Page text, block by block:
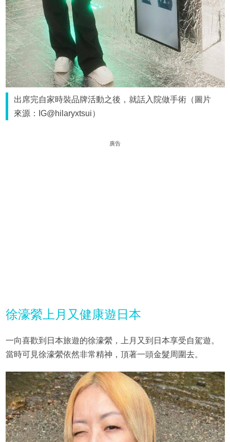
出席完自家時裝品牌活動之後，就話入院做手術（圖片
來源：IG@hilaryxtsui）
廣告
徐濠縈上月又健康遊日本
一向喜歡到日本旅遊的徐濠縈，上月又到日本享受自駕遊。
當時可見徐濠縈依然非常精神，頂著一頭金髮周圍去。